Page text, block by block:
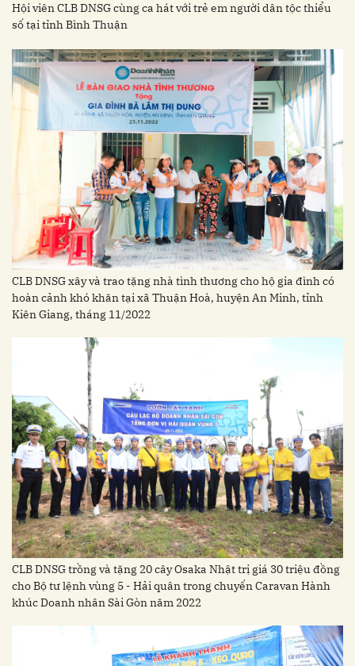
Hội viên CLB DNSG cùng ca hát với trẻ em người dân tộc thiểu
số tại tỉnh Bình Thuận
CLB DNSG xây và trao tặng nhà tình thương cho hộ gia đình có
hoàn cảnh khó khăn tại xã Thuận Hoà, huyện An Minh, tỉnh
Kiên Giang, tháng 11/2022
CLB DNSG trồng và tặng 20 cây Osaka Nhật trị giá 30 triệu đồng
cho Bộ tư lệnh vùng 5 - Hải quân trong chuyến Caravan Hành
khúc Doanh nhân Sài Gòn năm 2022